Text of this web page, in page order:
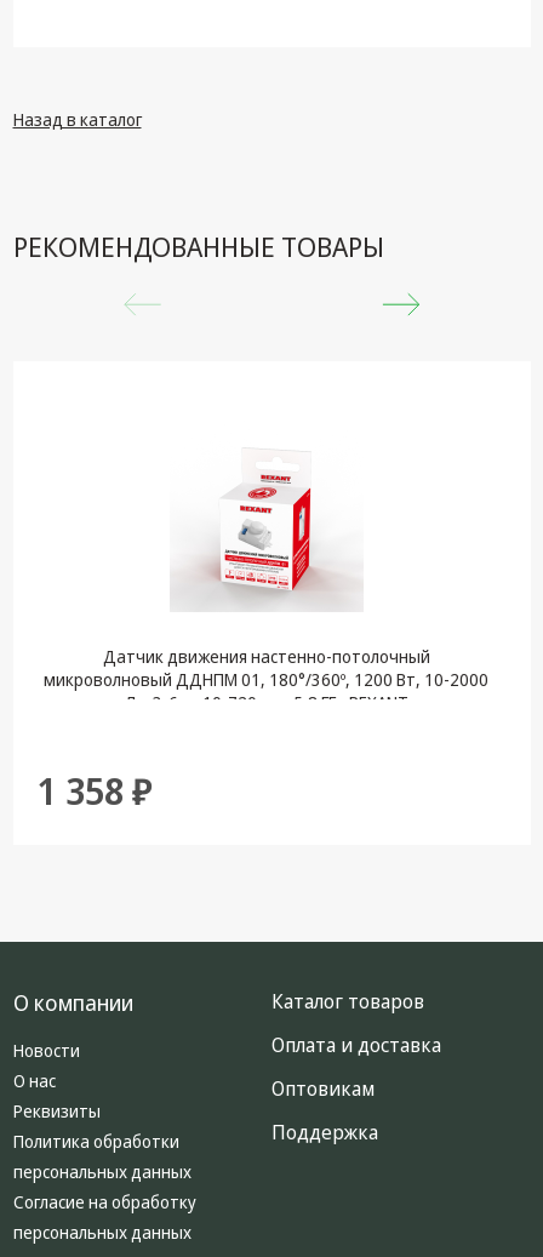
Назад в каталог
РЕКОМЕНДОВАННЫЕ ТОВАРЫ
Датчик движения настенно-потолочный
микроволновый ДДНПМ 01, 180°/360º, 1200 Вт, 10-2000
Лк, 3-6 м, 10-720 сек. 5,8 ГГц REXANT
1 358 ₽
О компании
Новости
О нас
Реквизиты
Политика обработки
персональных данных
Согласие на обработку
персональных данных
Каталог товаров
Оплата и доставка
Оптовикам
Поддержка